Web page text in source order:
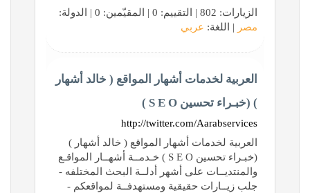
الزيارات: 802 | التقييم: 0 | المقيّمين: 0 | الدولة:
مصر | اللغة: عربي
العربية لخدمات أشهار المواقع ( خالد أشهار
) (خبـراء تحسين S E O )
http://twitter.com/Aarabservices
العربية لخدمات أشهار المواقع ( خالد أشهار )
(خبـراء تحسين S E O ) خـدمــة أشهــار المواقـع
والمنتديــات على أشهر أدلــة البحث المختلفه -
جلب زيــارات حقيقية ومستهدفــة لمواقعكم -